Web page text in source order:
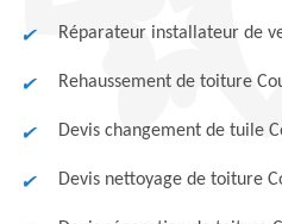
Réparateur installateur de
Rehaussement de toiture
Devis changement de tuile
Devis nettoyage de toiture